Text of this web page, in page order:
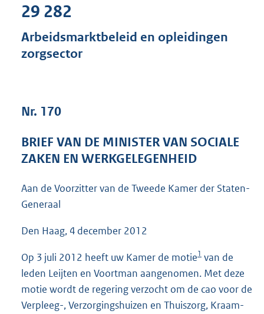
s
:
4
b
29 282
Arbeidsmarktbeleid en opleidingen
zorgsector
Nr. 170
BRIEF VAN DE MINISTER VAN SOCIALE
ZAKEN EN WERKGELEGENHEID
Aan de Voorzitter van de Tweede Kamer der Staten-
Generaal
Den Haag, 4 december 2012
Op 3 juli 2012 heeft uw Kamer de motie1 van de
leden Leijten en Voortman aangenomen. Met deze
motie wordt de regering verzocht om de cao voor de
Verpleeg-, Verzorgingshuizen en Thuiszorg, Kraam-